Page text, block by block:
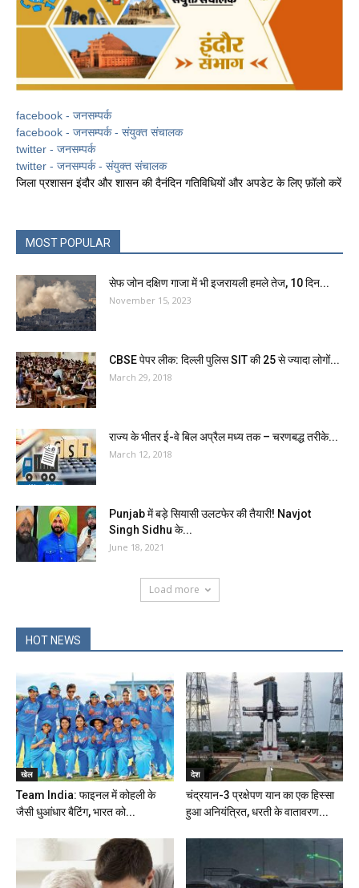
facebook - जनसम्पर्क
facebook - जनसम्पर्क - संयुक्त संचालक
twitter - जनसम्पर्क
twitter - जनसम्पर्क - संयुक्त संचालक
जिला प्रशासन इंदौर और शासन की दैनंदिन गतिविधियों और अपडेट के लिए फ़ॉलो करें
MOST POPULAR
सेफ जोन दक्षिण गाजा में भी इजरायली हमले तेज, 10 दिन...
November 15, 2023
CBSE पेपर लीक: दिल्ली पुलिस SIT की 25 से ज्यादा लोगों...
March 29, 2018
राज्य के भीतर ई-वे बिल अप्रैल मध्य तक – चरणबद्ध तरीके...
March 12, 2018
Punjab में बड़े सियासी उलटफेर की तैयारी! Navjot
Singh Sidhu के...
June 18, 2021
Load more
HOT NEWS
खेल
Team India: फाइनल में कोहली के
जैसी धुआंधार बैटिंग, भारत को...
देश
चंद्रयान-3 प्रक्षेपण यान का एक हिस्सा
हुआ अनियंत्रित, धरती के वातावरण...